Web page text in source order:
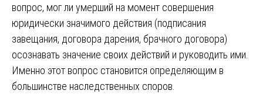
вопрос, мог ли умерший на момент совершения
юридически значимого действия (подписания
завещания, договора дарения, брачного договора)
осознавать значение своих действий и руководить ими.
Именно этот вопрос становится определяющим в
большинстве наследственных споров.